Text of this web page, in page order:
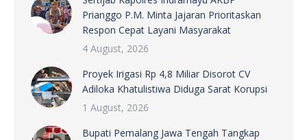
Prianggo P.M. Minta Jajaran Prioritaskan
Respon Cepat Layani Masyarakat
4 August, 2026
Proyek Irigasi Rp 4,8 Miliar Disorot CV
Adiloka Khatulistiwa Diduga Sarat Korupsi
1 August, 2026
Bupati Pemalang Jawa Tengah Tangkap